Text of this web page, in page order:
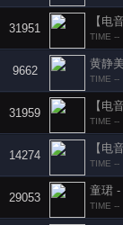
31951
【电
TIME --
9662
黄静
TIME --
31959
【电
TIME --
14274
【电
TIME --
29053
童珺 -
TIME --